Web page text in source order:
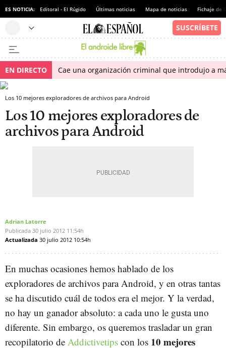
ES NOTICIA: Editoral - El Rúgido Últimas noticias Mapa de noticias Fichaje de
EN DIRECTO Cae una organización criminal que introdujo a
Los 10 mejores exploradores de archivos para Android
Los 10 mejores exploradores de
archivos para Android
Adrian Latorre
Publicada 30 julio 2012 11:54h
Actualizada 30 julio 2012 10:54h
En muchas ocasiones hemos hablado de los
exploradores de archivos para Android, y en otras tantas
se ha discutido cuál de todos era el mejor. Y la verdad,
no hay un ganador absoluto: a cada uno le gusta uno
diferente. Sin embargo, os queremos trasladar un gran
recopilatorio de Addictivetips con los 10 mejores